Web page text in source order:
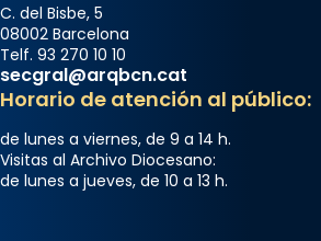
C. del Bisbe, 5
08002 Barcelona
Telf. 93 270 10 10
secgral@arqbcn.cat
Horario de atención al público:
de lunes a viernes, de 9 a 14 h.
Visitas al Archivo Diocesano:
de lunes a jueves, de 10 a 13 h.